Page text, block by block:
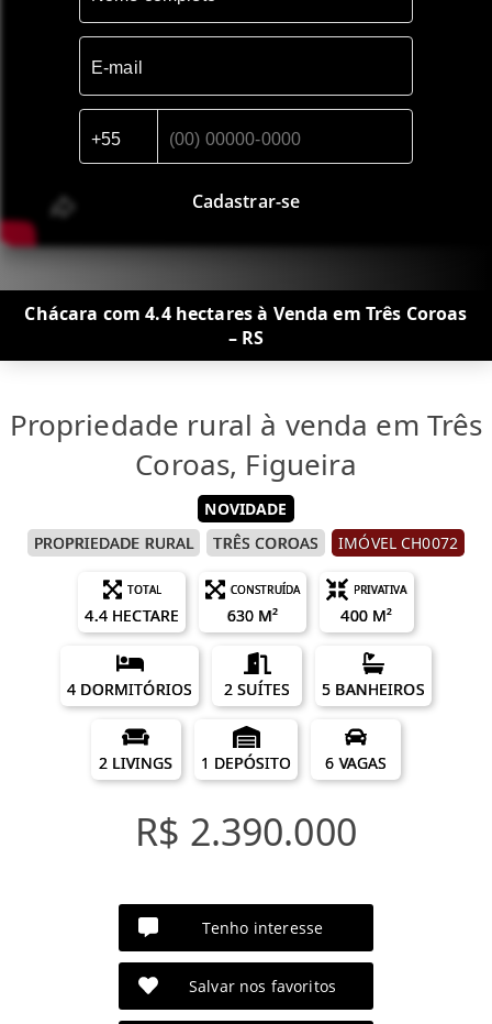
Cadastrar-se
Chácara com 4.4 hectares à Venda em Três Coroas
– RS
Propriedade rural à venda em Três
Coroas, Figueira
NOVIDADE
PROPRIEDADE RURAL
TRÊS COROAS IMÓVEL CH0072
TOTAL
4.4 HECTARE
CONSTRUÍDA
630 M²
PRIVATIVA
400 M²
4 DORMITÓRIOS 2 SUÍTES 5 BANHEIROS
2 LIVINGS 1 DEPÓSITO 6 VAGAS
R$ 2.390.000
Tenho interesse
Salvar nos favoritos